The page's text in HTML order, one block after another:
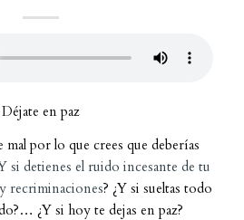
Déjate en paz
mal por lo que crees que deberías
si detienes el ruido incesante de tu
recriminaciones? ¿Y si sueltas todo
¿Y si hoy te dejas en paz?